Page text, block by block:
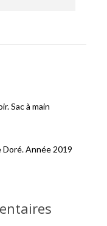
Sac à main
Année 2019